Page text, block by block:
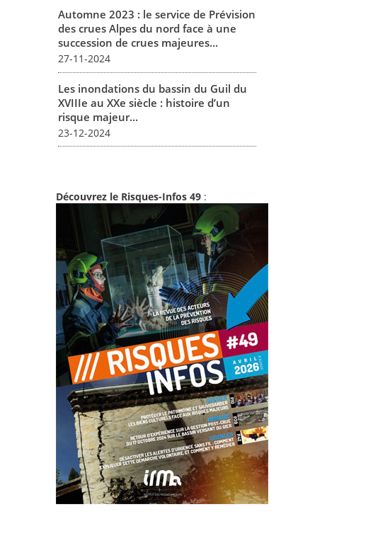
Automne 2023 : le service de Prévision
des crues Alpes du nord face à une
succession de crues majeures...
27-11-2024
Les inondations du bassin du Guil du
XVIIIe au XXe siècle : histoire d’un
risque majeur...
23-12-2024
Découvrez le Risques-Infos 49 :